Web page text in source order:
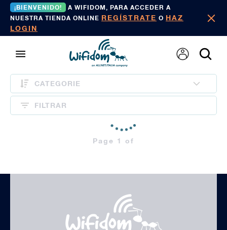
¡BIENVENIDO!
A WIFIDOM, PARA ACCEDER A
NUESTRA TIENDA ONLINE REGÍSTRATE O HAZ
LOGIN
CATEGORIE
FILTRAR
Page 1 of